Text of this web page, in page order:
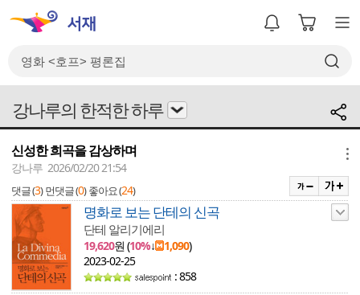
강나루의 한적한 하루
신성한 희곡을 감상하며
강나루 2026/02/20 21:54
댓글 (3) 먼댓글 (0) 좋아요 (24)
명화로 보는 단테의 신곡
단테 알리기에리
19,620원 (10%↓ 1,090)
2023-02-25
: 858